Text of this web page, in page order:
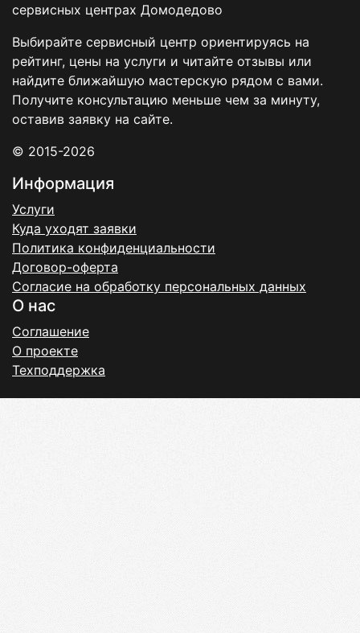
сервисных центрах Домодедово
Выбирайте сервисный центр ориентируясь на
рейтинг, цены на услуги и читайте отзывы или
найдите ближайшую мастерскую рядом с вами.
Получите консультацию меньше чем за минуту,
оставив заявку на сайте.
© 2015-2026
Информация
Услуги
Куда уходят заявки
Политика конфиденциальности
Договор-оферта
Согласие на обработку персональных данных
О нас
Соглашение
О проекте
Техподдержка